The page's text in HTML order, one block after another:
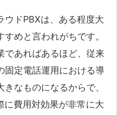
ウドPBXは、ある程度大
めと言われがちです。
であればあるほど、従来
固定電話運用における導
なものになるからで、
に費用対効果が非常に大